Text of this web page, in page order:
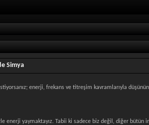
Simya
enerji, frekans ve titreşim kavramlarıyla
enerji yaymaktayız. Tabii ki sadece biz değil, diğer